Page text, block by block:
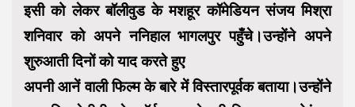
इसी को लेकर बॉलीवुड के मशहूर कॉमेडियन संजय मिश्रा
शनिवार को अपने ननिहाल भागलपुर पहुँचे।उन्होंने अपने
शुरुआती दिनों को याद करते हुए
अपनी आनें वाली फिल्म के बारे में विस्तारपूर्वक बताया।उन्होंने